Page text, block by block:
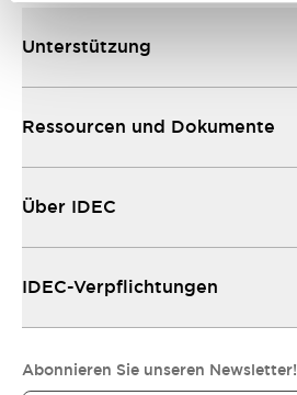
Unterstützung
Ressourcen und Dokumente
Über IDEC
IDEC-Verpflichtungen
Abonnieren Sie unseren Newsletter!